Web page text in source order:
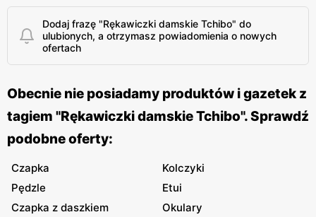
Dodaj frazę "Rękawiczki damskie Tchibo" do
ulubionych, a otrzymasz powiadomienia o nowych
ofertach
Obecnie nie posiadamy produktów i gazetek z
tagiem "Rękawiczki damskie Tchibo". Sprawdź
podobne oferty:
Czapka
Kolczyki
Pędzle
Etui
Czapka z daszkiem
Okulary